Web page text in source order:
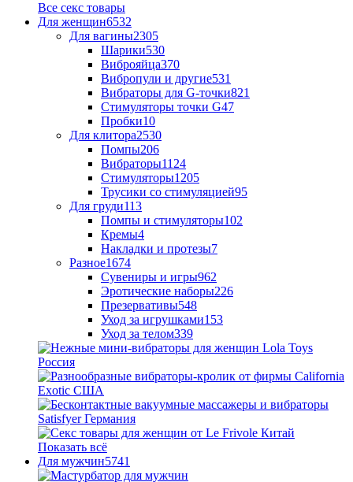
Все секс товары
Для женщин6532
Для вагины2305
Шарики530
Виброяйца370
Вибропули и другие531
Вибраторы для G-точки821
Стимуляторы точки G47
Пробки10
Для клитора2530
Помпы206
Вибраторы1124
Стимуляторы1205
Трусики со стимуляцией95
Для груди113
Помпы и стимуляторы102
Кремы4
Накладки и протезы7
Разное1674
Сувениры и игры962
Эротические наборы226
Презервативы548
Уход за игрушками153
Уход за телом339
Показать всё
Для мужчин5741